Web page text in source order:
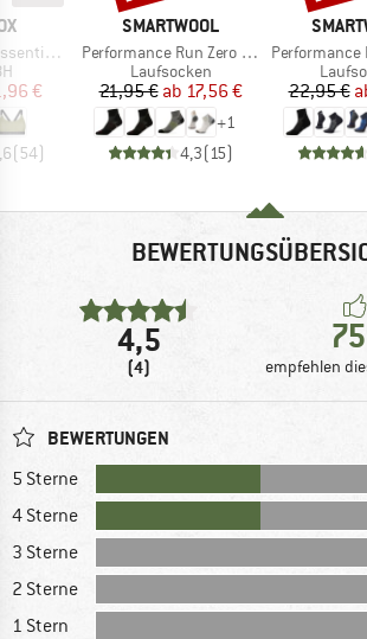
Top
Preis
€
(54)
MARKE
SMARTWOOL
Artikel
Performance Run Zero Cushion Ankle
Produktgruppe
Laufsocken
Preis
21,95 € reduzierter Preis
ab 17,56 €
+1
4,3(15)
MARKE
Artikel
Performance Run
22,95 €
4,5
(4) empfehlen
BEWERTUNGEN
5 Sterne
4 Sterne
3 Sterne
2 Sterne
1 Stern